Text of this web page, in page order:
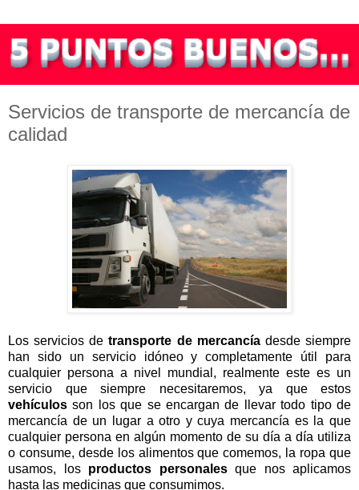
Servicios de transporte de mercancía de
calidad
Los servicios detransporte de mercancíadesde siempre
han sido un servicio idóneo y completamente útil para
cualquier persona a nivel mundial, realmente este es un
servicio que siempre necesitaremos, ya que estos
vehículos son los que se encargan de llevar todo tipo de
mercancía de un lugar a otro y cuya mercancía es la que
cualquier persona en algún momento de su día a día utiliza
o consume, desde los alimentos que comemos, la ropa que
usamos, los productos personalesque nos aplicamos
hasta las medicinas que consumimos.